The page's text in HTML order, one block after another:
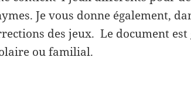
Je vous donne également,
des jeux. Le document
ou familial.